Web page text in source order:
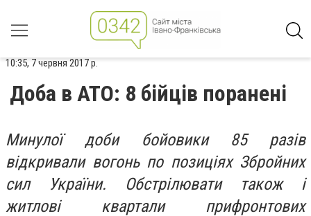
10:35, 7 червня 2017 р.
Доба в АТО: 8 бійців поранені
Минулої доби бойовики 85 разів
відкривали вогонь по позиціях Збройних
сил України. Обстрілювати також і
житлові квартали прифронтових